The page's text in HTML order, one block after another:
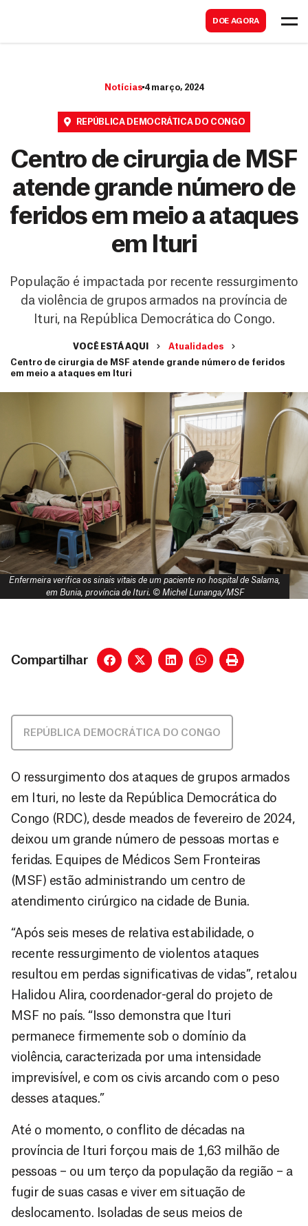
DOE AGORA
Notícias 4 março, 2024
REPÚBLICA DEMOCRÁTICA DO CONGO
Centro de cirurgia de MSF
atende grande número de
feridos em meio a ataques
em Ituri
População é impactada por recente ressurgimento
da violência de grupos armados na província de
Ituri, na República Democrática do Congo.
VOCÊ ESTÁ AQUI
Atualidades
Centro de cirurgia de MSF atende grande número de feridos
em meio a ataques em Ituri
Enfermeira verifica os sinais vitais de um paciente no hospital de Salama,
em Bunia, província de Ituri. © Michel Lunanga/MSF
Compartilhar
REPÚBLICA DEMOCRÁTICA DO CONGO
O ressurgimento dos ataques de grupos armados
em Ituri, no leste da República Democrática do
Congo (RDC), desde meados de fevereiro de 2024,
deixou um grande número de pessoas mortas e
feridas. Equipes de Médicos Sem Fronteiras
(MSF) estão administrando um centro de
atendimento cirúrgico na cidade de Bunia.
“Após seis meses de relativa estabilidade, o
recente ressurgimento de violentos ataques
resultou em perdas significativas de vidas”, retalou
Halidou Alira, coordenador-geral do projeto de
MSF no país. “Isso demonstra que Ituri
permanece firmemente sob o domínio da
violência, caracterizada por uma intensidade
imprevisível, e com os civis arcando com o peso
desses ataques.”
Até o momento, o conflito de décadas na
província de Ituri forçou mais de 1,63 milhão de
pessoas – ou um terço da população da região – a
fugir de suas casas e viver em situação de
deslocamento. Isoladas de seus meios de
a
r